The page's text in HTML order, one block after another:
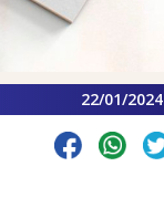
22/01/2024